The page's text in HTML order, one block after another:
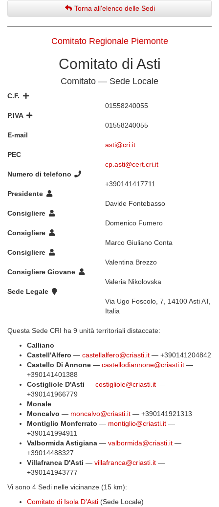
Torna all'elenco delle Sedi
Comitato Regionale Piemonte
Comitato di Asti
Comitato — Sede Locale
C.F.
01558240055
P.IVA
01558240055
E-mail
asti@cri.it
PEC
cp.asti@cert.cri.it
Numero di telefono
+390141417711
Presidente
Davide Fontebasso
Consigliere
Domenico Fumero
Consigliere
Marco Giuliano Conta
Consigliere
Valentina Brezzo
Consigliere Giovane
Valeria Nikolovska
Sede Legale
Via Ugo Foscolo, 7, 14100 Asti AT,
Italia
Questa Sede CRI ha 9 unità territoriali distaccate:
Calliano
Castell'Alfero — castellalfero@criasti.it — +390141204842
Castello Di Annone — castellodiannone@criasti.it —
+390141401388
Costigliole D'Asti — costigliole@criasti.it —
+390141966779
Monale
Moncalvo — moncalvo@criasti.it — +390141921313
Montiglio Monferrato — montiglio@criasti.it —
+390141994911
Valbormida Astigiana — valbormida@criasti.it —
+39014488327
Villafranca D'Asti — villafranca@criasti.it —
+390141943777
Vi sono 4 Sedi nelle vicinanze (15 km):
Comitato di Isola D'Asti (Sede Locale)